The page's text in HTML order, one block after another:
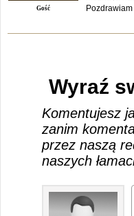
Gość
Pozdrawiam
Wyraź
Komentujesz
zanim
przez naszą
naszych